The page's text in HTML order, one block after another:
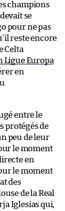
champions
se
pour ne pas
reste encore
Celta
Ligue Europa
en
entre le
protégés de
peu de leur
le moment
en
le moment
des
de la Real
Iglesias qui,